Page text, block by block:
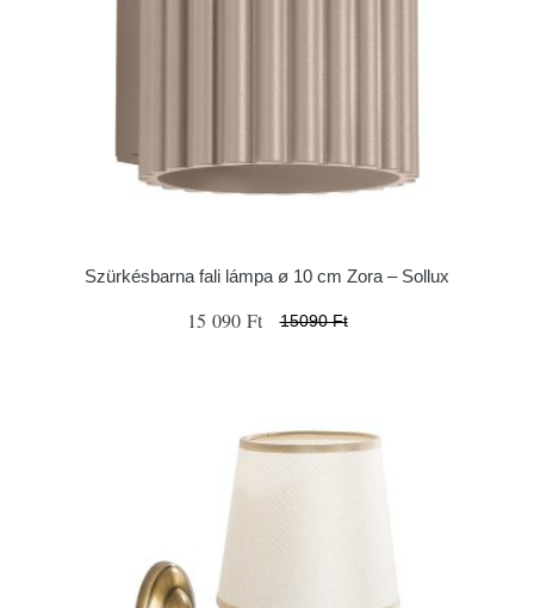
Szürkésbarna fali lámpa ø 10 cm Zora – Sollux
15 090 Ft 15090 Ft